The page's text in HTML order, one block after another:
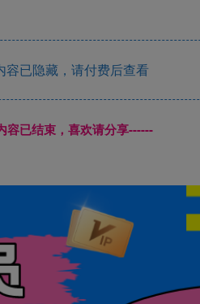
已隐藏，请付费后查看
容已结束，喜欢请分享------